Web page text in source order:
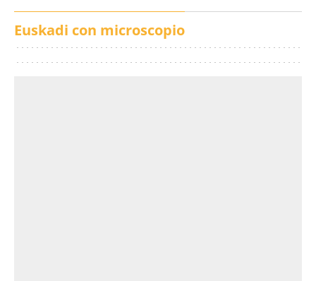
Euskadi con microscopio